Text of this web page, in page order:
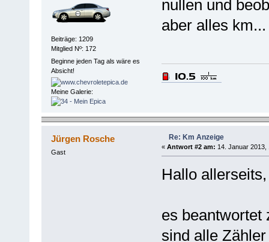
Beiträge: 1209
Mitglied Nº: 172
Beginne jeden Tag als wäre es
Absicht!
Meine Galerie:
nullen und
aber alles km...
Jürgen Rosche
Gast
Re: Km Anzeige
« Antwort #2 am: 14. Januar 2013,
Hallo allerseits,
es beantwortet
sind alle